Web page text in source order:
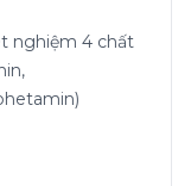
nghiệm 4 chất